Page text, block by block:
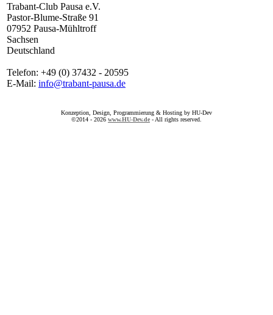
Trabant-Club Pausa e.V.
Pastor-Blume-Straße 91
07952 Pausa-Mühltroff
Sachsen
Deutschland
Telefon: +49 (0) 37432 - 20595
E-Mail: info@trabant-pausa.de
Konzeption, Design, Programmierung & Hosting by HU-Dev
©2014 - 2026 www.HU-Dev.de - All rights reserved.